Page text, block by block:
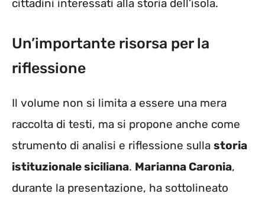
cittadini interessati alla storia dell’isola.
Un’importante risorsa per la
riflessione
Il volume non si limita a essere una mera
raccolta di testi, ma si propone anche come
strumento di analisi e riflessione sulla storia
istituzionale siciliana. Marianna Caronia,
durante la presentazione, ha sottolineato